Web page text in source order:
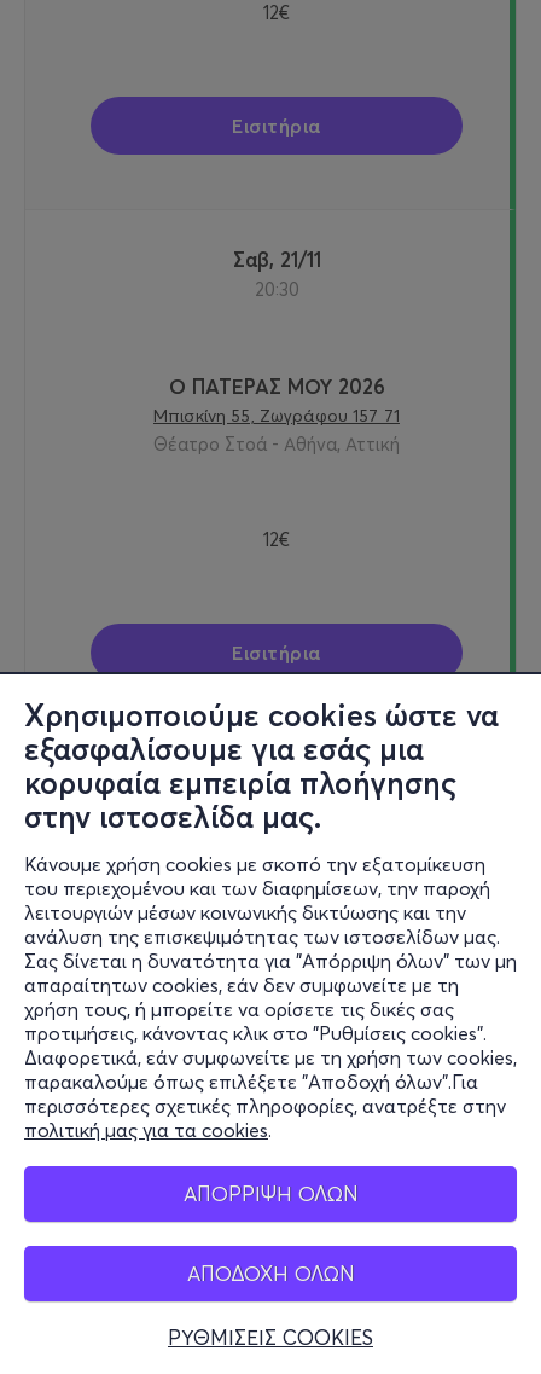
Χρησιμοποιούμε cookies ώστε να
εξασφαλίσουμε για εσάς μια
κορυφαία εμπειρία πλοήγησης
στην ιστοσελίδα μας.
Κάνουμε χρήση cookies με σκοπό την εξατομίκευση
του περιεχομένου και των διαφημίσεων, την παροχή
λειτουργιών μέσων κοινωνικής δικτύωσης και την
ανάλυση της επισκεψιμότητας των ιστοσελίδων μας.
Σας δίνεται η δυνατότητα για "Απόρριψη όλων" των μη
απαραίτητων cookies, εάν δεν συμφωνείτε με τη
χρήση τους, ή μπορείτε να ορίσετε τις δικές σας
προτιμήσεις, κάνοντας κλικ στο "Ρυθμίσεις cookies".
Διαφορετικά, εάν συμφωνείτε με τη χρήση των cookies,
παρακαλούμε όπως επιλέξετε "Αποδοχή όλων".Για
περισσότερες σχετικές πληροφορίες, ανατρέξτε στην
πολιτική μας για τα cookies.
ΑΠΟΡΡΙΨΗ ΟΛΩΝ
ΑΠΟΔΟΧΗ ΟΛΩΝ
ΡΥΘΜΙΣΕΙΣ COOKIES
12€
Εισιτήρια
Σαβ, 21/11
20:30
Ο ΠΑΤΕΡΑΣ ΜΟΥ 2026
Μπισκίνη 55, Ζωγράφου 157 71
Θέατρο Στοά - Αθήνα, Αττική
12€
Εισιτήρια
Κυρ, 22/11
19:00
Ο ΠΑΤΕΡΑΣ ΜΟΥ 2026
Μπισκίνη 55, Ζωγράφου 157 71
Θέατρο Στοά - Αθήνα, Αττική
12€
Εισιτήρια
20:30